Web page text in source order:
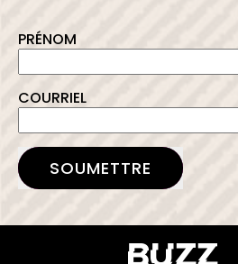
PRÉNOM
COURRIEL
SOUMETTRE